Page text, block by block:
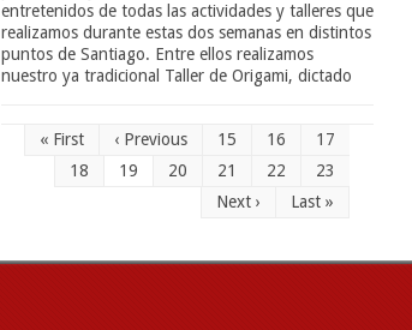
entretenidos de todas las actividades y talleres que
realizamos durante estas dos semanas en distintos
puntos de Santiago. Entre ellos realizamos
nuestro ya tradicional Taller de Origami, dictado
« First ‹ Previous 15 16
17
18
19 20 21 22
23
Next ›
Last »